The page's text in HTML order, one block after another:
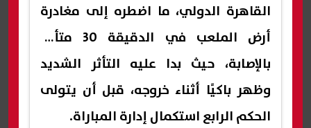
القاهرة الدولي، ما اضطره إلى مغادرة
أرض الملعب في الدقيقة 30 متأثرًا
بالإصابة، حيث بدا عليه التأثر الشديد
وظهر باكيًا أثناء خروجه، قبل أن يتولى
الحكم الرابع استكمال إدارة المباراة.